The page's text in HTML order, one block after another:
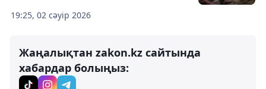
19:25, 02 сәуір 2026
Жаңалықтан zakon.kz сайтында
хабардар болыңыз: